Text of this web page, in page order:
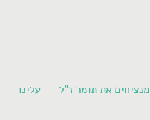
עלינו מנציחים את תומר ז"ל